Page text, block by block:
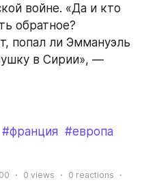
войне. «Да и кто
обратное?
попал ли Эммануэль
в Сирии», —
#франция #европа
0 views 0 reactions